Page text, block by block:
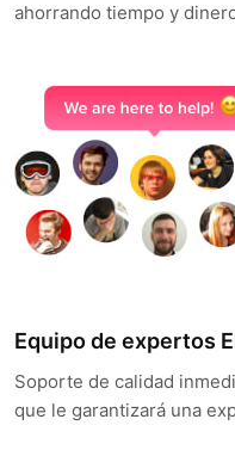
ahorrando tiempo y
Equipo de expertos
Soporte de calidad
que le garantizará una